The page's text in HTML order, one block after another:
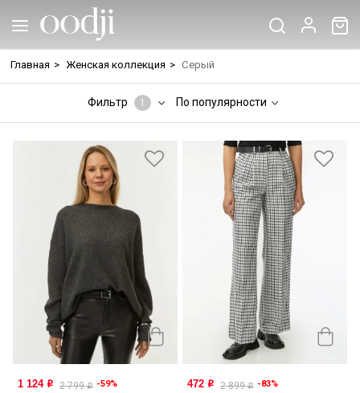
Главная > Женская коллекция > Серый
Фильтр 1 По популярности
1 124 o 2 799o -59% 472 o 2 899o -83%